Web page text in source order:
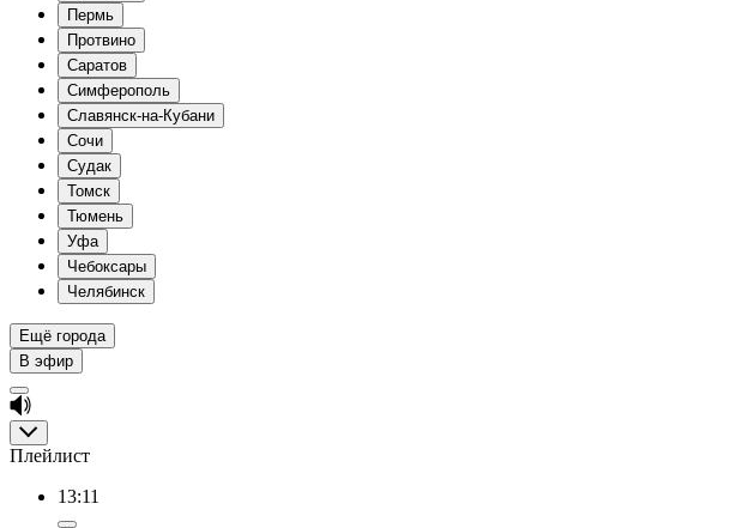
Пермь
Протвино
Саратов
Симферополь
Славянск-на-Кубани
Сочи
Судак
Томск
Тюмень
Уфа
Чебоксары
Челябинск
Ещё города
В эфир
Плейлист
13:11